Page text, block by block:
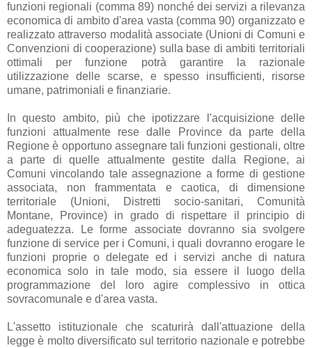
funzioni regionali (comma 89) nonché dei servizi a rilevanza
economica di ambito d'area vasta (comma 90) organizzato e
realizzato attraverso modalità associate (Unioni di Comuni e
Convenzioni di cooperazione) sulla base di ambiti territoriali
ottimali per funzione potrà garantire la razionale
utilizzazione delle scarse, e spesso insufficienti, risorse
umane, patrimoniali e finanziarie.
In questo ambito, più che ipotizzare l'acquisizione delle
funzioni attualmente rese dalle Province da parte della
Regione è opportuno assegnare tali funzioni gestionali, oltre
a parte di quelle attualmente gestite dalla Regione, ai
Comuni vincolando tale assegnazione a forme di gestione
associata, non frammentata e caotica, di dimensione
territoriale (Unioni, Distretti socio-sanitari, Comunità
Montane, Province) in grado di rispettare il principio di
adeguatezza. Le forme associate dovranno sia svolgere
funzione di service per i Comuni, i quali dovranno erogare le
funzioni proprie o delegate ed i servizi anche di natura
economica solo in tale modo, sia essere il luogo della
programmazione del loro agire complessivo in ottica
sovracomunale e d'area vasta.
L'assetto istituzionale che scaturirà dall'attuazione della
legge è molto diversificato sul territorio nazionale e potrebbe